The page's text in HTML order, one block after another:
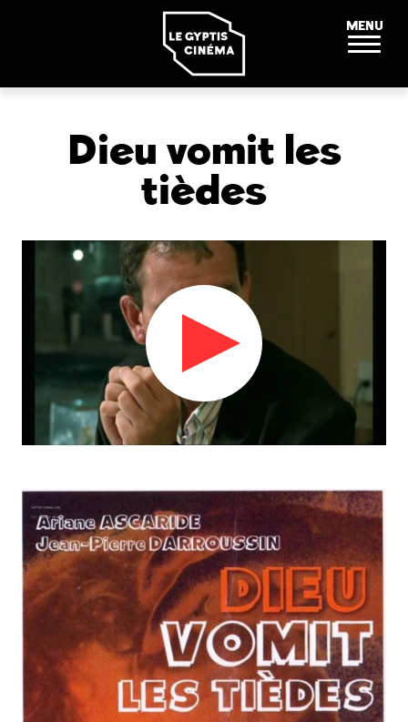
MENU
Dieu vomit les
tièdes
Panneau de gestion des cookies